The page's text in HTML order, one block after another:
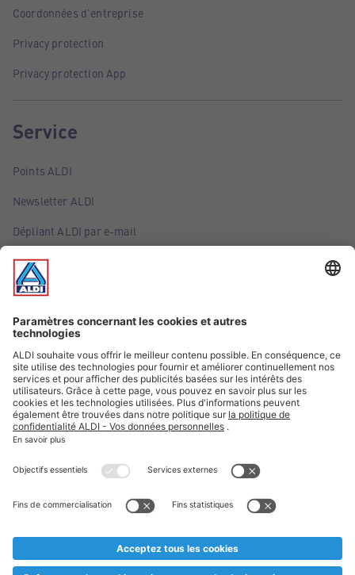
Coordonnées d'entreprise
Privacy protection
Privacy protection App
Service
Points ALDI
Newsletter ALDI
Dépliant ALDI par e-mail
Offres
Infos essentielles
Suivez ALDI Belgique
Textes marqués d'un astérisque et mentions légales
* Nous vendons ces articles temporairement et jusqu'à
au cas où, malgré le planning bien étudié, nous serions
prématurément en rupture de stock. Prix Recupel et TVA incl.
** Sur ce site, l’utilisation de la forme masculine a été adoptée